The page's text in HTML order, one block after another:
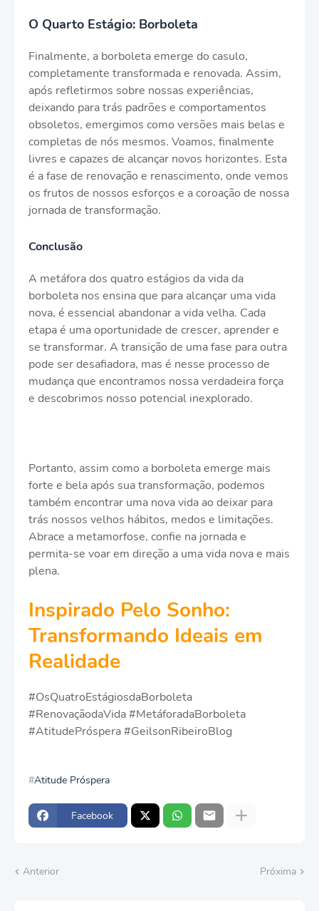
O Quarto Estágio: Borboleta
Finalmente, a borboleta emerge do casulo,
completamente transformada e renovada. Assim,
após refletirmos sobre nossas experiências,
deixando para trás padrões e comportamentos
obsoletos, emergimos como versões mais belas e
completas de nós mesmos. Voamos, finalmente
livres e capazes de alcançar novos horizontes. Esta
é a fase de renovação e renascimento, onde vemos
os frutos de nossos esforços e a coroação de nossa
jornada de transformação.
Conclusão
A metáfora dos quatro estágios da vida da
borboleta nos ensina que para alcançar uma vida
nova, é essencial abandonar a vida velha. Cada
etapa é uma oportunidade de crescer, aprender e
se transformar. A transição de uma fase para outra
pode ser desafiadora, mas é nesse processo de
mudança que encontramos nossa verdadeira força
e descobrimos nosso potencial inexplorado.
Portanto, assim como a borboleta emerge mais
forte e bela após sua transformação, podemos
também encontrar uma nova vida ao deixar para
trás nossos velhos hábitos, medos e limitações.
Abrace a metamorfose, confie na jornada e
permita-se voar em direção a uma vida nova e mais
plena.
Inspirado Pelo Sonho:
Transformando Ideais em
Realidade
#OsQuatroEstágiosdaBorboleta
#RenovaçãodaVida #MetáforadaBorboleta
#AtitudePróspera #GeilsonRibeiroBlog
Atitude Próspera
Facebook
Anterior Próxima